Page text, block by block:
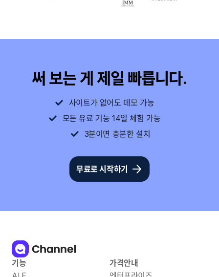
써 보는 게 제일 빠릅니다.
사이트가 없어도 데모 가능
모든 유료 기능 14일 체험 가능
3분이면 충분한 설치
무료로 시작하기
기능
가격안내